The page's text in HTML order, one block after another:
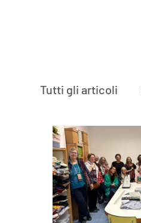
Tutti gli articoli